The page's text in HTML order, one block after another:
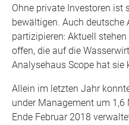
Ohne private Investoren ist
bewältigen. Auch deutsche
partizipieren: Aktuell
offen, die auf die
Analysehaus Scope hat sie
Allein im letzten Jahr
under Management um
Ende Februar 2018